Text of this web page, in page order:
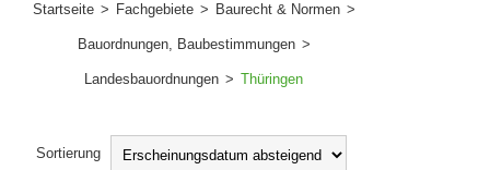
Startseite > Fachgebiete > Baurecht & Normen >
Bauordnungen, Baubestimmungen >
Landesbauordnungen > Thüringen
Sortierung